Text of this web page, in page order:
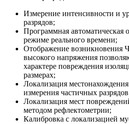
Измерение интенсивности и
разрядов;
Программная автоматическая
режиме реального времени;
Отображение возникновения
высокого напряжения
характере повреждения
размерах;
Локализация
измерения частичных
Локализация мест
методом рефлектометрии;
Калибровка с локализацией